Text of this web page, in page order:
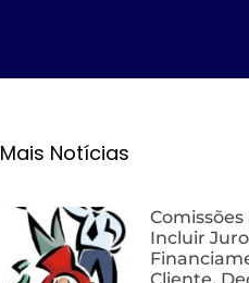
Mais Notícias
Incluir